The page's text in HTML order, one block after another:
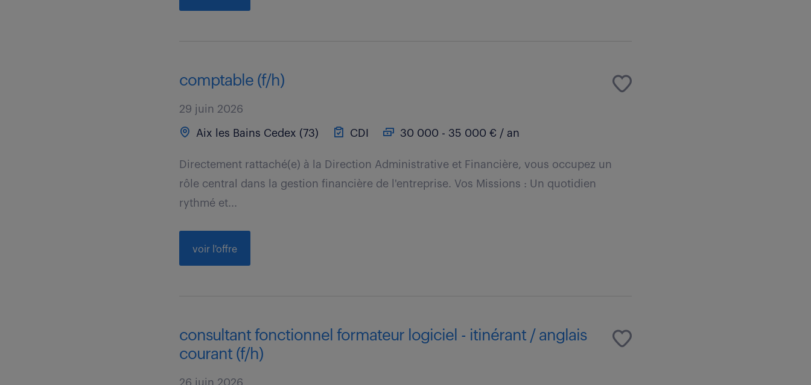
comptable (f/h)
29 juin 2026
Aix les Bains Cedex (73) CDI 30 000 - 35 000 € / an
Directement rattaché(e) à la Direction Administrative et Financière, vous occupez un
rôle central dans la gestion financière de l'entreprise. Vos Missions : Un quotidien
rythmé et...
voir l'offre
consultant fonctionnel formateur logiciel - itinérant / anglais
courant (f/h)
26 juin 2026